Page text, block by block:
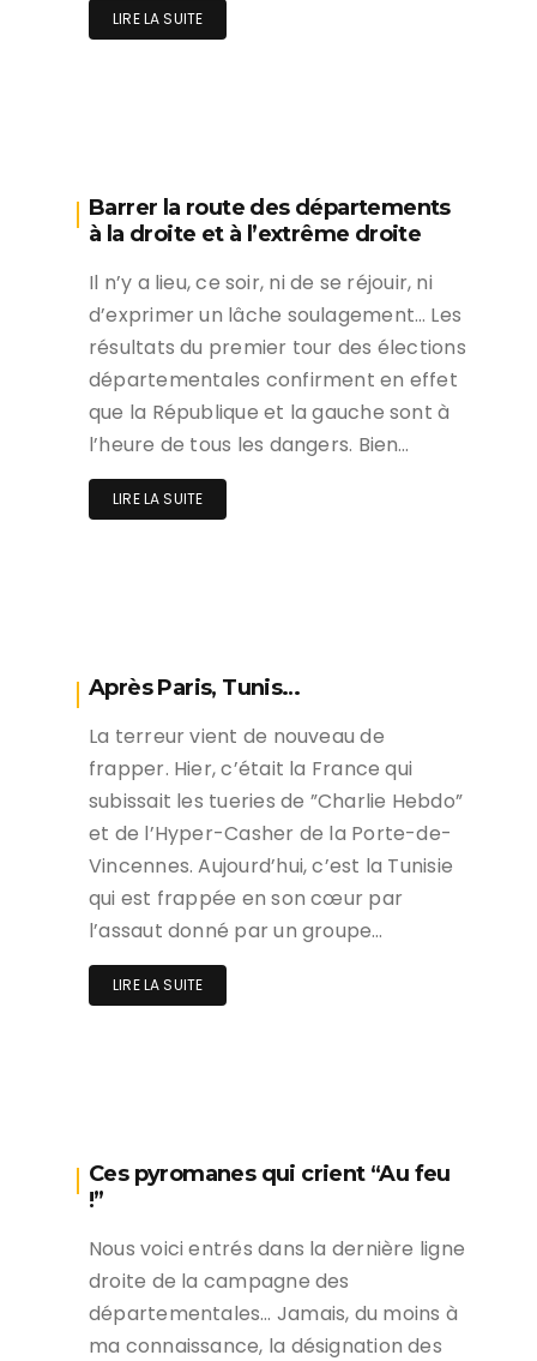
LIRE LA SUITE
Barrer la route des départements
à la droite et à l’extrême droite
Il n’y a lieu, ce soir, ni de se réjouir, ni
d’exprimer un lâche soulagement… Les
résultats du premier tour des élections
départementales confirment en effet
que la République et la gauche sont à
l’heure de tous les dangers. Bien…
LIRE LA SUITE
Après Paris, Tunis…
La terreur vient de nouveau de
frapper. Hier, c’était la France qui
subissait les tueries de ”Charlie Hebdo”
et de l’Hyper-Casher de la Porte-de-
Vincennes. Aujourd’hui, c’est la Tunisie
qui est frappée en son cœur par
l’assaut donné par un groupe…
LIRE LA SUITE
Ces pyromanes qui crient “Au feu
!”
Nous voici entrés dans la dernière ligne
droite de la campagne des
départementales… Jamais, du moins à
ma connaissance, la désignation des